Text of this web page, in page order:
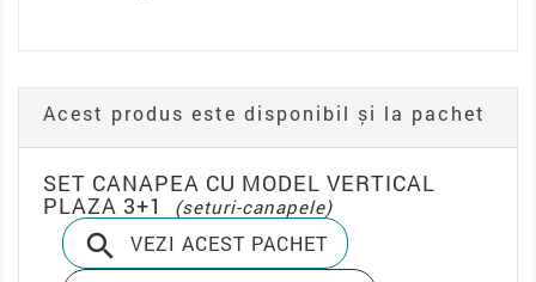
Acest produs este disponibil și la pachet
SET CANAPEA CU MODEL VERTICAL
PLAZA 3+1 (seturi-canapele)
 VEZI ACEST PACHET